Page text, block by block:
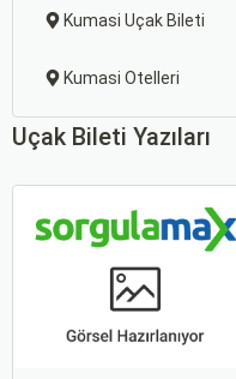
Kumasi Uçak Bileti
Kumasi Otelleri
Uçak Bileti Yazıları